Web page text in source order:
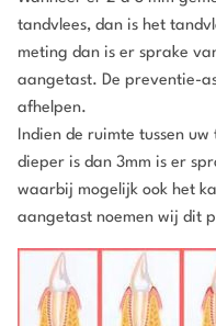
tandvlees, dan is het
meting dan is er sprake
aangetast. De preventie-
afhelpen.
Indien de ruimte tussen uw
dieper is dan 3mm is er
waarbij mogelijk ook het
aangetast noemen wij dit